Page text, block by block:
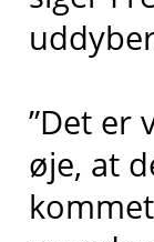
”Det er
øje, at